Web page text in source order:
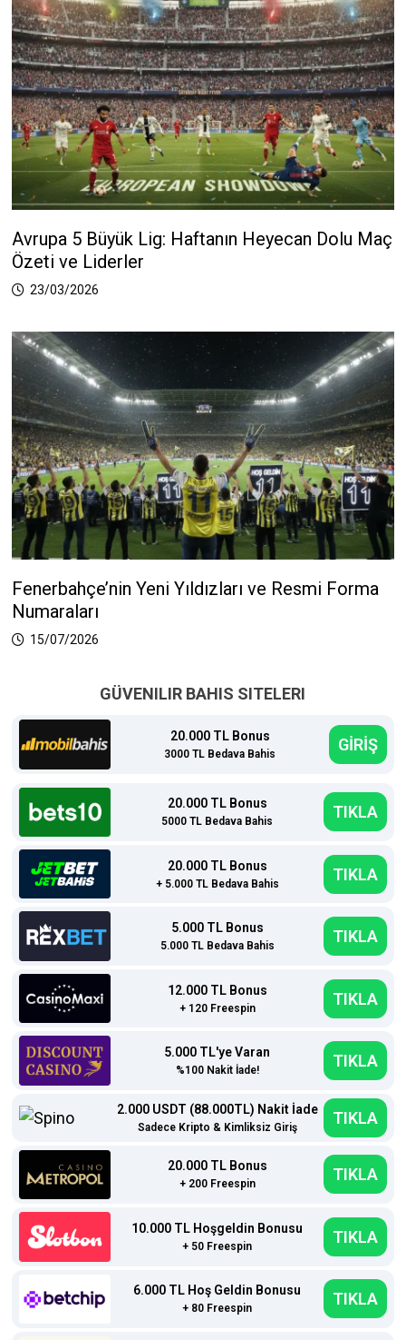
Avrupa 5 Büyük Lig: Haftanın Heyecan Dolu Maç
Özeti ve Liderler
23/03/2026
Fenerbahçe’nin Yeni Yıldızları ve Resmi Forma
Numaraları
15/07/2026
GÜVENILIR BAHIS SITELERI
20.000 TL Bonus
3000 TL Bedava Bahis GİRİŞ
20.000 TL Bonus
5000 TL Bedava Bahis TIKLA
20.000 TL Bonus
+ 5.000 TL Bedava Bahis TIKLA
5.000 TL Bonus
5.000 TL Bedava Bahis TIKLA
12.000 TL Bonus
+ 120 Freespin TIKLA
5.000 TL'ye Varan
%100 Nakit İade! TIKLA
2.000 USDT (88.000TL) Nakit İade
Sadece Kripto & Kimliksiz Giriş TIKLA
20.000 TL Bonus
+ 200 Freespin TIKLA
10.000 TL Hoşgeldin Bonusu
+ 50 Freespin TIKLA
6.000 TL Hoş Geldin Bonusu
+ 80 Freespin TIKLA